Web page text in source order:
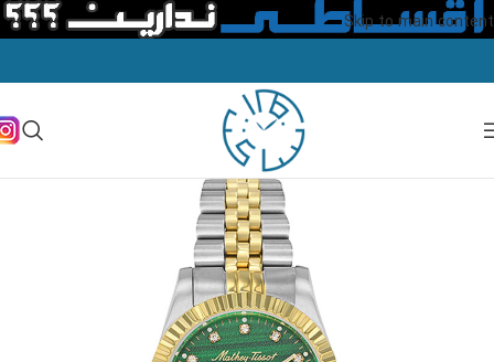
Skip to main content